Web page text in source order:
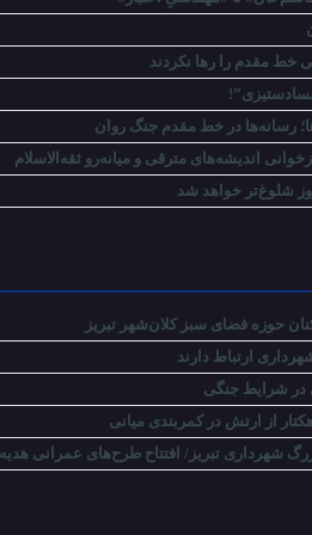
رسانه‌ها در خط مقدم جنگ روان
اندیشه‌های مترقی و میانه‌رو ثقه‌الاسلام
شلوغ‌تر خواهد شد
حوزه فضای سبز کلان‌شهر تبریز
شهرداری تبریز/ افتتاح طرح‌های عمرانی